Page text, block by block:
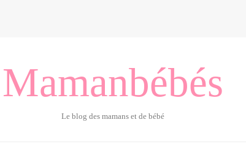
Mamanbébés
Le blog des mamans et de bébé